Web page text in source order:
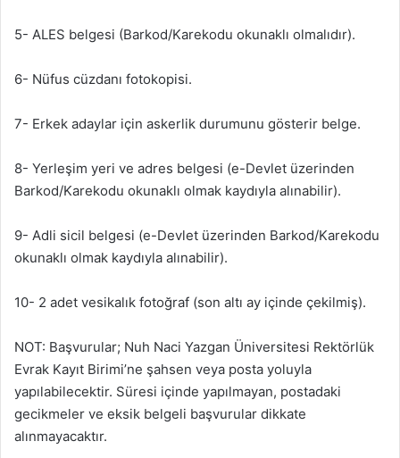
5- ALES belgesi (Barkod/Karekodu okunaklı olmalıdır).
6- Nüfus cüzdanı fotokopisi.
7- Erkek adaylar için askerlik durumunu gösterir belge.
8- Yerleşim yeri ve adres belgesi (e-Devlet üzerinden
Barkod/Karekodu okunaklı olmak kaydıyla alınabilir).
9- Adli sicil belgesi (e-Devlet üzerinden Barkod/Karekodu
okunaklı olmak kaydıyla alınabilir).
10- 2 adet vesikalık fotoğraf (son altı ay içinde çekilmiş).
NOT: Başvurular; Nuh Naci Yazgan Üniversitesi Rektörlük
Evrak Kayıt Birimi’ne şahsen veya posta yoluyla
yapılabilecektir. Süresi içinde yapılmayan, postadaki
gecikmeler ve eksik belgeli başvurular dikkate
alınmayacaktır.